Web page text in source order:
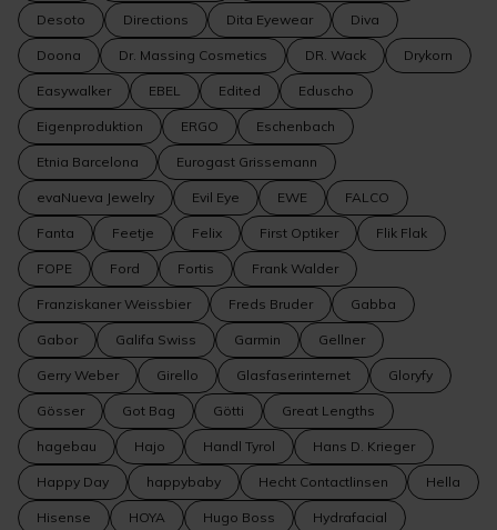
Desoto Directions Dita Eyewear Diva
Doona Dr. Massing Cosmetics DR. Wack Drykorn
Easywalker EBEL Edited Eduscho
Eigenproduktion ERGO Eschenbach
Etnia Barcelona Eurogast Grissemann
evaNueva Jewelry Evil Eye EWE FALCO
Fanta Feetje Felix First Optiker Flik Flak
FOPE Ford Fortis Frank Walder
Franziskaner Weissbier Freds Bruder Gabba
Gabor Galifa Swiss Garmin Gellner
Gerry Weber Girello Glasfaserinternet Gloryfy
Gösser Got Bag Götti Great Lengths
hagebau Hajo Handl Tyrol Hans D. Krieger
Happy Day happybaby Hecht Contactlinsen Hella
Hisense HOYA Hugo Boss Hydrafacial